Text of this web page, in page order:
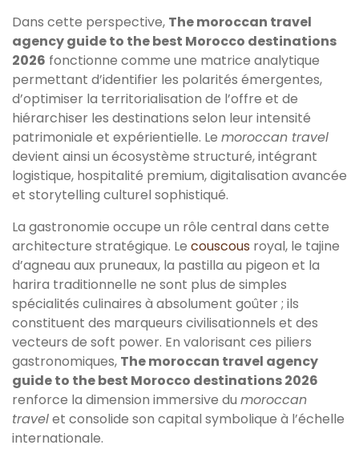
Dans cette perspective, The moroccan travel
agency guide to the best Morocco destinations
2026 fonctionne comme une matrice analytique
permettant d’identifier les polarités émergentes,
d’optimiser la territorialisation de l’offre et de
hiérarchiser les destinations selon leur intensité
patrimoniale et expérientielle. Le moroccan travel
devient ainsi un écosystème structuré, intégrant
logistique, hospitalité premium, digitalisation avancée
et storytelling culturel sophistiqué.
La gastronomie occupe un rôle central dans cette
architecture stratégique. Le couscous royal, le tajine
d’agneau aux pruneaux, la pastilla au pigeon et la
harira traditionnelle ne sont plus de simples
spécialités culinaires à absolument goûter ; ils
constituent des marqueurs civilisationnels et des
vecteurs de soft power. En valorisant ces piliers
gastronomiques, The moroccan travel agency
guide to the best Morocco destinations 2026
renforce la dimension immersive du moroccan
travelet consolide son capital symbolique à l’échelle
internationale.